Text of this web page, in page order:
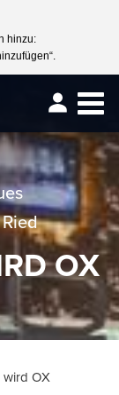
OX
wird OX
hinzu: